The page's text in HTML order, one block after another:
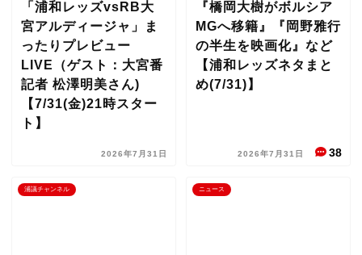
「浦和レッズvsRB大
宮アルディージャ」ま
ったりプレビュー
LIVE（ゲスト：大宮番
記者 松澤明美さん)
【7/31(金)21時スター
ト】
2026年7月31日
『橋岡大樹がボルシア
MGへ移籍』『岡野雅行
の半生を映画化』など
【浦和レッズネタまと
め(7/31)】
2026年7月31日 38
浦議チャンネル ニュース